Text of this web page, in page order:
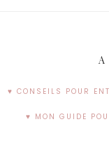
A
♥ CONSEILS POUR
♥ MON GUIDE